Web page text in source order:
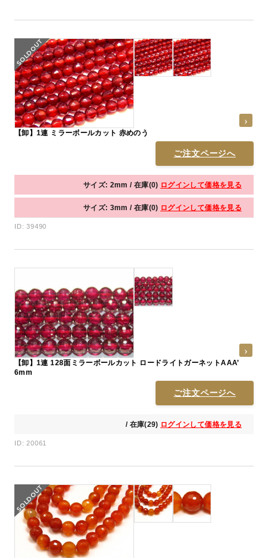
【卸】1連 ミラーボールカット 赤めのう
ご注文ページへ
サイズ: 2mm / 在庫(0) ログインして価格を見る
サイズ: 3mm / 在庫(0) ログインして価格を見る
ID: 39490
【卸】1連 128面ミラーボールカット ロードライトガーネットAAA’
6mm
ご注文ページへ
/ 在庫(29) ログインして価格を見る
ID: 20061